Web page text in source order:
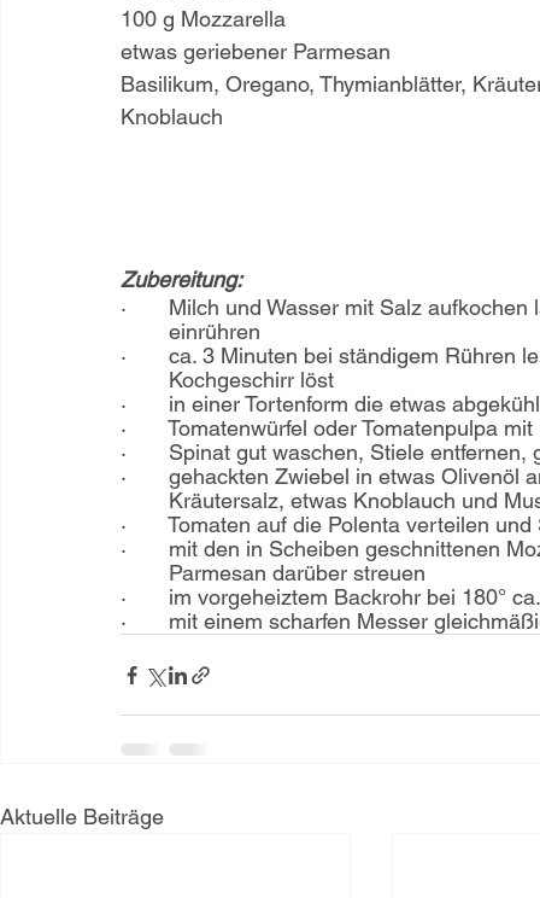
100 g Mozzarella
etwas geriebener Parmesan
Basilikum, Oregano, Thymianblätter,
Knoblauch
Zubereitung:
·       Milch und Wasser mit Salz
        einrühren
·       ca. 3 Minuten bei ständigem Rühren
        Kochgeschirr löst
·       in einer Tortenform die etwas
·       Tomatenwürfel oder Tomatenpulpa
·       Spinat gut waschen, Stiele
·       gehackten Zwiebel in etwas Olivenöl
Kräutersalz, etwas Knoblauch und
·       Tomaten auf die Polenta verteilen
·       mit den in Scheiben geschnittenen
        Parmesan darüber streuen
·       im vorgeheiztem Backrohr bei 180°
·       mit einem scharfen Messer
Aktuelle Beiträge